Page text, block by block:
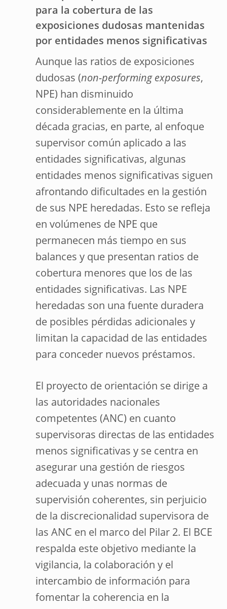
para la cobertura de las
exposiciones dudosas mantenidas
por entidades menos significativas
Aunque las ratios de exposiciones
dudosas (non-performing exposures,
NPE) han disminuido
considerablemente en la última
década gracias, en parte, al enfoque
supervisor común aplicado a las
entidades significativas, algunas
entidades menos significativas siguen
afrontando dificultades en la gestión
de sus NPE heredadas. Esto se refleja
en volúmenes de NPE que
permanecen más tiempo en sus
balances y que presentan ratios de
cobertura menores que los de las
entidades significativas. Las NPE
heredadas son una fuente duradera
de posibles pérdidas adicionales y
limitan la capacidad de las entidades
para conceder nuevos préstamos.
El proyecto de orientación se dirige a
las autoridades nacionales
competentes (ANC) en cuanto
supervisoras directas de las entidades
menos significativas y se centra en
asegurar una gestión de riesgos
adecuada y unas normas de
supervisión coherentes, sin perjuicio
de la discrecionalidad supervisora de
las ANC en el marco del Pilar 2. El BCE
respalda este objetivo mediante la
vigilancia, la colaboración y el
intercambio de información para
fomentar la coherencia en la